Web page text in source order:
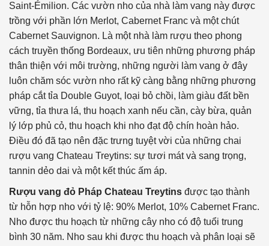
Saint-Émilion. Các vườn nho của nhà làm vang này được
trồng với phần lớn Merlot, Cabernet Franc và một chút
Cabernet Sauvignon. Là một nhà làm rượu theo phong
cách truyền thống Bordeaux, ưu tiên những phương pháp
thân thiện với môi trường, những người làm vang ở đây
luôn chăm sóc vườn nho rất kỹ càng bằng những phương
pháp cắt tỉa Double Guyot, loại bỏ chồi, làm giàu đất bền
vững, tỉa thưa lá, thu hoạch xanh nếu cần, cày bừa, quản
lý lớp phủ cỏ, thu hoạch khi nho đạt độ chín hoàn hảo.
Điều đó đã tạo nên đặc trưng tuyệt vời của những chai
rượu vang Chateau Treytins: sự tươi mát và sang trọng,
tannin dẻo dai và một kết thúc ấm áp.
Rượu vang đỏ Pháp Chateau Treytins được tạo thành
từ hỗn hợp nho với tỷ lệ: 90% Merlot, 10% Cabernet Franc.
Nho được thu hoạch từ những cây nho có độ tuổi trung
bình 30 năm. Nho sau khi được thu hoạch và phân loại sẽ